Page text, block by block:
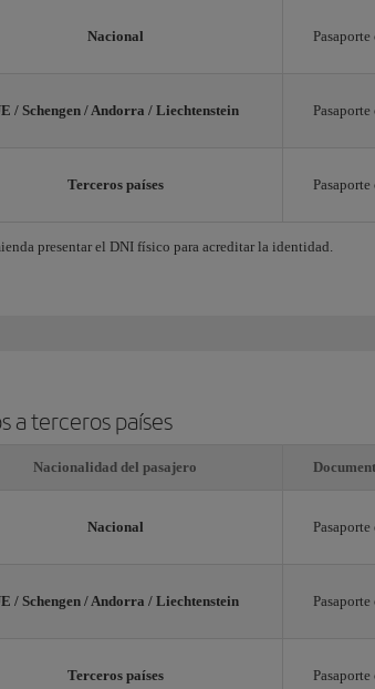
Nacional
/ Schengen / Andorra / Liechtenstein
Terceros países
presentar el DNI físico para acreditar la identidad.
a terceros países
Nacionalidad del pasajero
Nacional
/ Schengen / Andorra / Liechtenstein
Terceros países